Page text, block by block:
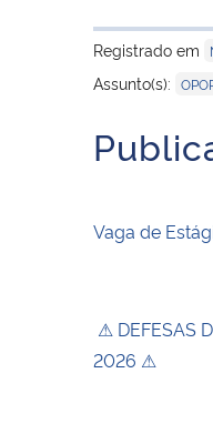
Registrado em
Assunto(s):
Vaga de
⚠ DEFESAS
2026 ⚠